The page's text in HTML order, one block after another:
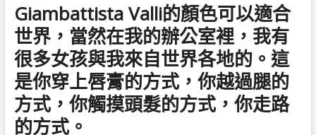
Giambattista Valli的顏色可以適合
世界，當然在我的辦公室裡，我有
很多女孩與我來自世界各地的。這
是你穿上唇膏的方式，你越過腿的
方式，你觸摸頭髮的方式，你走路
的方式。